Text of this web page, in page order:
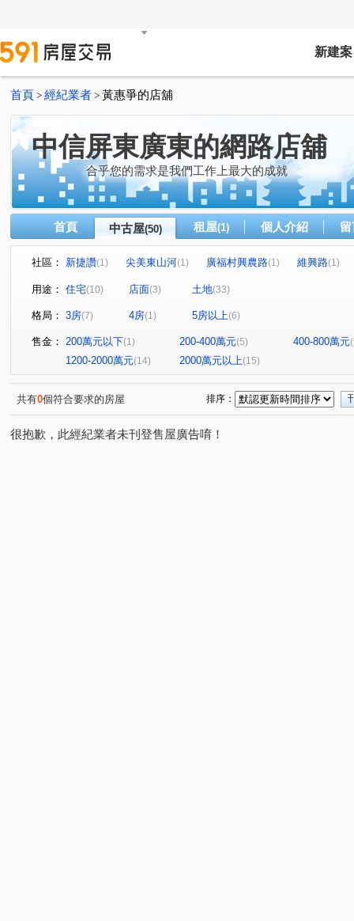
新建案
首頁 > 經紀業者 > 黃惠爭的店舖
中信屏東廣東的網路店舖
合乎您的需求是我們工作上最大的成就
首頁 中古屋(50) 租屋(1) 個人介紹
社區： 新捷讚(1) 尖美東山河(1) 廣福村興農路(1) 維興路(1)
磚寮 香潭路 忠英路 (1)
三和路 西環路 中山路(1)
林森路東四段(1) 環山路(1) 吉和段 中興路二段(1)
用途： 住宅(10) 店面(3) 土地(33)
格局： 3房(7) 4房(1) 5房以上(6)
售金： 200萬元以下(1) 200-400萬元(5) 400-800萬元
1200-2000萬元(14) 2000萬元以上(15)
共有0個符合要求的房屋 排序：
很抱歉，此經紀業者未刊登售屋廣告唷！